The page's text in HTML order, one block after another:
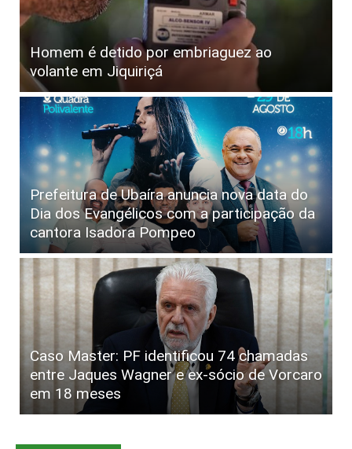
Homem é detido por embriaguez ao
volante em Jiquiriçá
Prefeitura de Ubaíra anuncia nova data do
Dia dos Evangélicos com a participação da
cantora Isadora Pompeo
Caso Master: PF identificou 74 chamadas
entre Jaques Wagner e ex-sócio de Vorcaro
em 18 meses